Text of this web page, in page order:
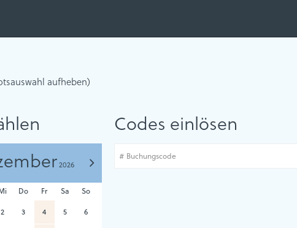
aufheben)
>
2026
Do Fr Sa
So
2 3 4 5 6
Codes einlösen